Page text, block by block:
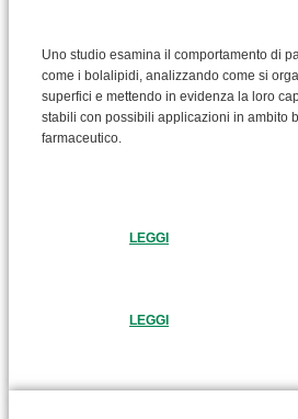
Uno studio esamina il comportamento di
come i bolalipidi, analizzando come si
superfici e mettendo in evidenza la loro
stabili con possibili applicazioni in ambito
farmaceutico.
LEGGI
LEGGI